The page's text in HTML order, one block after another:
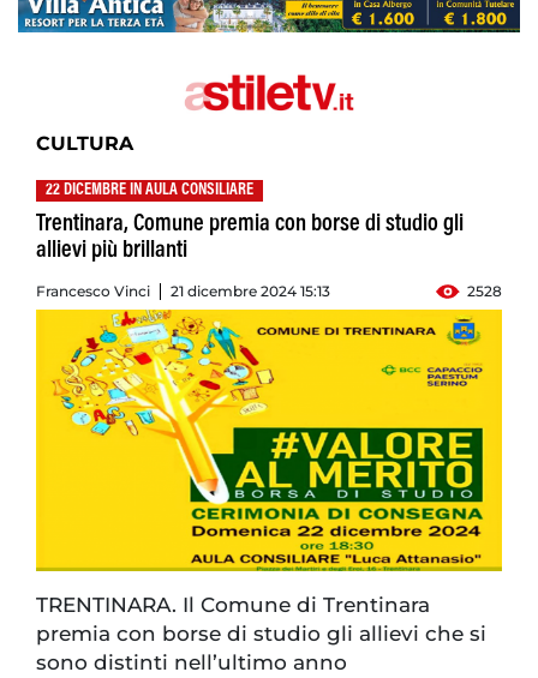
CULTURA
22 DICEMBRE IN AULA CONSILIARE
Trentinara, Comune premia con borse di studio gli
allievi più brillanti
Francesco Vinci 21 dicembre 2024 15:13 2528
TRENTINARA. Il Comune di Trentinara
premia con borse di studio gli allievi che si
sono distinti nell’ultimo anno